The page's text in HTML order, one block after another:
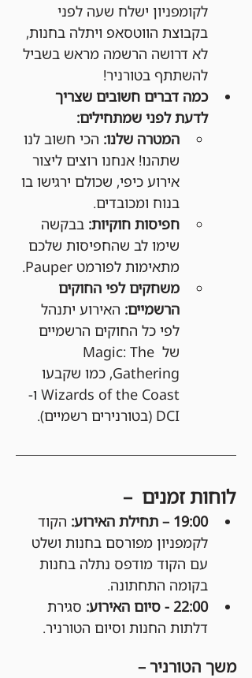
לקומפניון ישלח שעה לפני
בקבוצת הווטסאפ ויתלה בחנות,
לא דרושה הרשמה מראש בשביל
להשתתף בטורניר!
כמה דברים חשובים שצריך
לדעת לפני שמתחילים:
המטרה שלנו: הכי חשוב לנו
שתהנו! אנחנו רוצים ליצור
אירוע כיפי, שכולם ירגישו בו
בנוח ומכובדים.
חפיסות חוקיות: בבקשה
שימו לב שהחפיסות שלכם
מתאימות לפורמט Pauper.
משחקים לפי החוקים
הרשמיים: האירוע יתנהל
לפי כל החוקים הרשמיים
של Magic: The
Gathering, כמו שקבעו
Wizards of the Coast ו-
DCI (בטורנירים רשמיים).
לוחות זמנים  –
19:00 – תחילת האירוע:
הקוד
לקמפניון מפורסם בחנות ושלט
עם הקוד מודפס נתלה בחנות
בקומה התחתונה.
22:00 - סיום האירוע:
סגירת
דלתות החנות וסיום הטורניר.
משך הטורניר –